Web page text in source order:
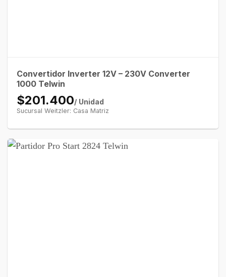
Convertidor Inverter 12V – 230V Converter
1000 Telwin
$201.400/ Unidad
Sucursal Weitzler: Casa Matriz